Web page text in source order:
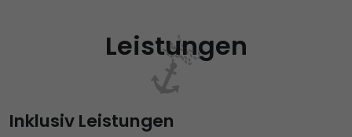
Leistungen
Inklusiv Leistungen